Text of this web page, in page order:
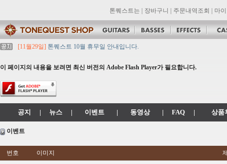
톤퀘스트는 장바구니 주문내역조회 마
[11월29일] 톤퀘스트 10월 휴무일 안내입니다.
[11월29일]톤퀘스트쇼핑몰 리뉴얼 되었습니다. -> .com 에서 .co.kr 로 변경됩
[11월29일]
[대리점 모집] Gretsch, Jackson 대리점 모집!! 그레치기타, 잭슨기
이 페이지의 내용을 보려면 최신 버전의 Adobe Flash Player가 필요합니다.
공지 | 뉴스 | 이벤트 | 동영상 | FAQ | 상품
이벤트
번호 이미지